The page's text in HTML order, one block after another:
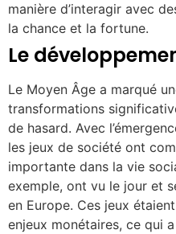
manière d’interagir avec
la chance et la fortune.
Le
Le Moyen Âge a marqué
transformations
de hasard. Avec
les jeux de société ont
importante dans la vie
exemple, ont vu le jour et
en Europe. Ces jeux
enjeux monétaires, ce qui